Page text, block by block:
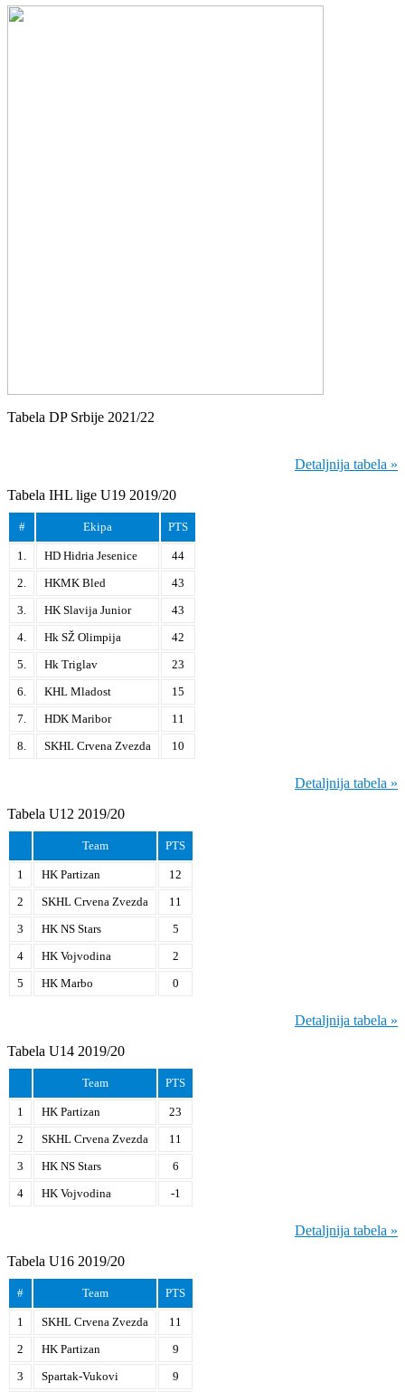
Tabela DP Srbije 2021/22
Detaljnija tabela »
Tabela IHL lige U19 2019/20
# Ekipa PTS
1. HD Hidria Jesenice
44
2.
HKMK Bled
43
3.
HK Slavija Junior
43
4.
Hk SŽ Olimpija
42
5.
Hk Triglav
23
6.
KHL Mladost
15
7.
HDK Maribor
11
8.
SKHL Crvena Zvezda 10
Detaljnija tabela »
Tabela U12 2019/20
Team PTS
1 HK Partizan
12
2
SKHL Crvena Zvezda
11
3
HK NS Stars
5
4
HK Vojvodina
2
5
HK Marbo 0
Detaljnija tabela »
Tabela U14 2019/20
Team PTS
1 HK Partizan
23
2
SKHL Crvena Zvezda
11
3
HK NS Stars
6
4
HK Vojvodina -1
Detaljnija tabela »
Tabela U16 2019/20
# Team PTS
1 SKHL Crvena Zvezda
11
2
HK Partizan
9
3
Spartak-Vukovi
9